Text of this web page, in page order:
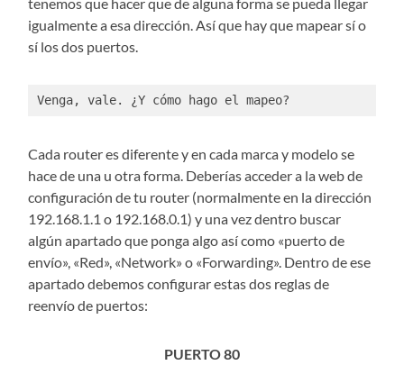
igualmente a esa dirección. Así que hay que mapear sí o
sí los dos puertos.
Venga, vale. ¿Y cómo hago el mapeo?
Cada router es diferente y en cada marca y modelo se
hace de una u otra forma. Deberías acceder a la web de
configuración de tu router (normalmente en la dirección
192.168.1.1 o 192.168.0.1) y una vez dentro buscar
algún apartado que ponga algo así como «puerto de
envío», «Red», «Network» o «Forwarding». Dentro de ese
apartado debemos configurar estas dos reglas de
reenvío de puertos:
PUERTO 80